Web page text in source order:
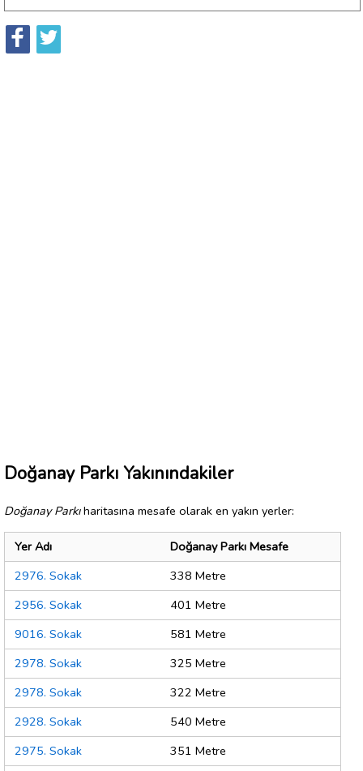
Doğanay Parkı Yakınındakiler
Doğanay Parkıharitasına mesafe olarak en yakın yerler:
Yer Adı
Doğanay Parkı Mesafe
2976. Sokak
338 Metre
2956. Sokak
401 Metre
9016. Sokak
581 Metre
2978. Sokak
325 Metre
2978. Sokak
322 Metre
2928. Sokak
540 Metre
2975. Sokak
351 Metre